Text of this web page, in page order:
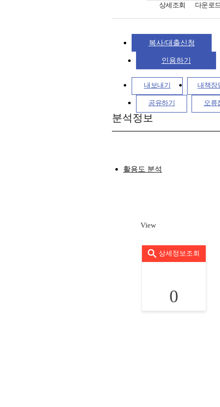
상세조회 다운로
복사/대출신청
인용하기
내보내기 내책장
공유하기 오류
분석정보
활용도 분석
View
상세정보조회
0